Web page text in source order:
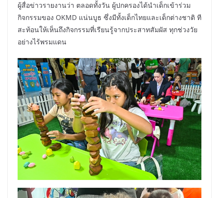
ผู้สื่อข่าวรายงานว่า ตลอดทั้งวัน ผู้ปกครองได้นำเด็กเข้าร่วม
กิจกรรมของ OKMD แน่นบูธ ซึ่งมีทั้งเด็กไทยและเด็กต่างชาติ ที
สะท้อนให้เห็นถึงกิจกรรมที่เรียนรู้จากประสาทสัมผัส ทุกช่วงวัย
อย่างไร้พรมแดน